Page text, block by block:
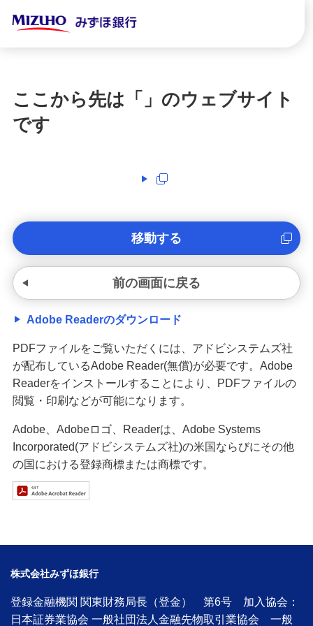
ここから先は「 」のウェブサイト
です
移動する
前の画面に戻る
Adobe Readerのダウンロード
PDFファイルをご覧いただくには、アドビシステムズ社
が配布しているAdobe Reader(無償)が必要です。Adobe
Readerをインストールすることにより、PDFファイルの
閲覧・印刷などが可能になります。
Adobe、Adobeロゴ、Readerは、Adobe Systems
Incorporated(アドビシステムズ社)の米国ならびにその他
の国における登録商標または商標です。
株式会社みずほ銀行
登録金融機関 関東財務局長（登金） 第6号 加入協会：
日本証券業協会 一般社団法人金融先物取引業協会 一般